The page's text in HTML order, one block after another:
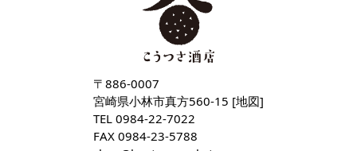
〒886-0007
宮崎県小林市真方560-15 [地図]
TEL 0984-22-7022
FAX 0984-23-5788